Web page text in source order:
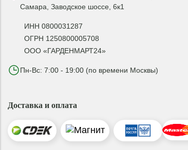
Самара, Заводское шоссе, 6к1
ИНН 0800031287
ОГРН 1250800005708
ООО «ГАРДЕНМАРТ24»
Пн-Вс: 7:00 - 19:00 (по времени Москвы)
Доставка и оплата